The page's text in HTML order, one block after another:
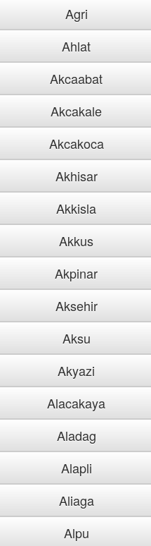
Agri
Ahlat
Akcaabat
Akcakale
Akcakoca
Akhisar
Akkisla
Akkus
Akpinar
Aksehir
Aksu
Akyazi
Alacakaya
Aladag
Alapli
Aliaga
Alpu